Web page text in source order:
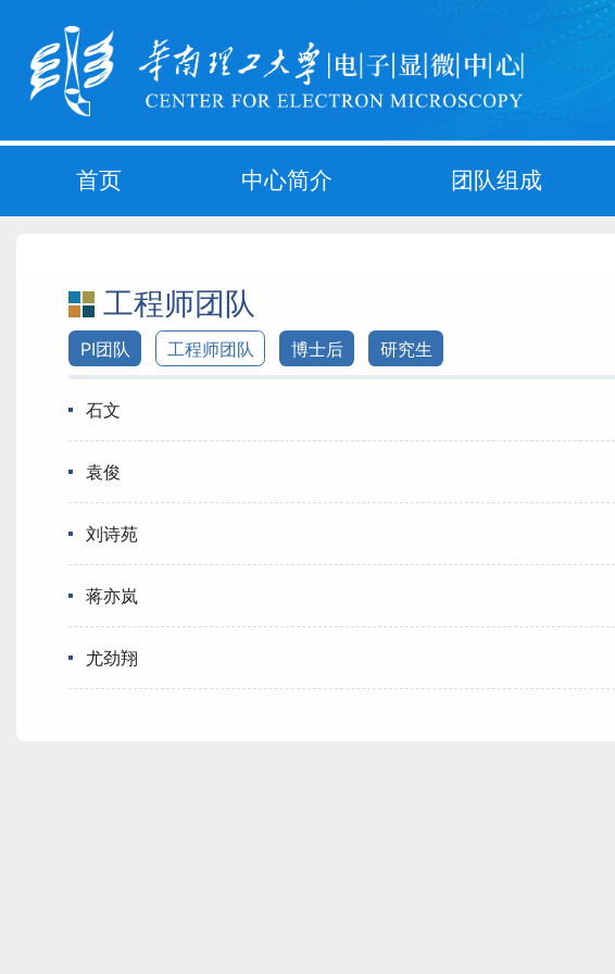
首页 中心简介 团队组成
工程师团队
PI团队 工程师团队 博士后 研究生
石文
袁俊
刘诗苑
蒋亦岚
尤劲翔